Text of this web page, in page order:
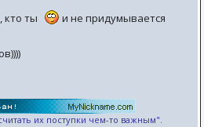
кто ты
и не придумывается
их поступки чем-то важным".